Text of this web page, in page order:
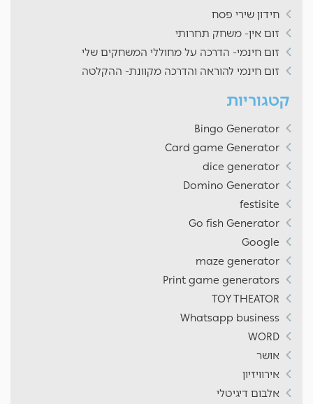
חידון שירי פסח
זום אין- משחק תחרותי
זום חינמי- הדרכה על מחוללי המשחקים שלי
זום חינמי להוראה והדרכה מקוונת- ההקלטה
קטגוריות
Bingo Generator
Card game Generator
dice generator
Domino Generator
festisite
Go fish Generator
Google
maze generator
Print game generators
TOY THEATOR
Whatsapp business
WORD
אושר
אירוויזיון
אלבום דיגיטלי